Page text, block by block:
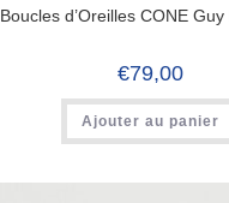
Boucles d’Oreilles CONE
€79,00
Ajouter au panier